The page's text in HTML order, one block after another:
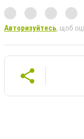
Авторизуйтесь, щоб